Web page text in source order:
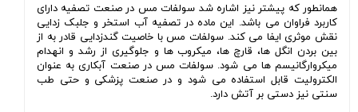
همانطور که پیشتر نیز اشاره شد سولفات مس در صنعت تصفیه دارای
کاربرد فراوان می باشد. این ماده در تصفیه آب استخر و جلبک زدایی
نقش موثری ایفا می کند. سولفات مس با خاصیت گندزدایی قادر به از
بین بردن انگل ها، قارچ ها، میکروب ها و جلوگیری از رشد و انهدام
میکروارگانیسم ها می شود. سولفات مس در صنعت آبکاری به عنوان
الکترولیت قابل استفاده می شود و در صنعت پزشکی و حتی طب
سنتی نیز دستی بر آتش دارد.